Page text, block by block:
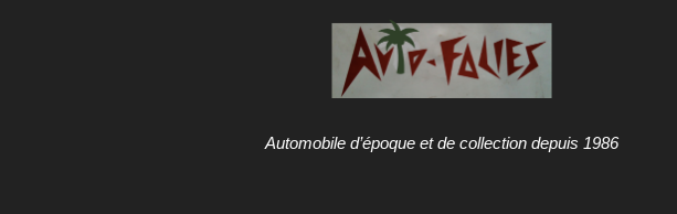
Automobile d’époque et de collection depuis 1986